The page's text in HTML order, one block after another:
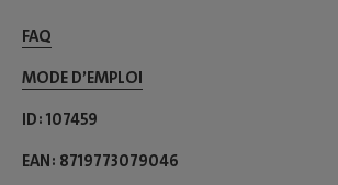
FAQ
MODE D’EMPLOI​
ID 107459
EAN 8719773079046